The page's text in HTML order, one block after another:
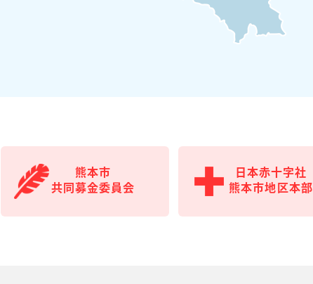
熊本市
共同募金委員会
日本赤十字社
熊本市地区本部